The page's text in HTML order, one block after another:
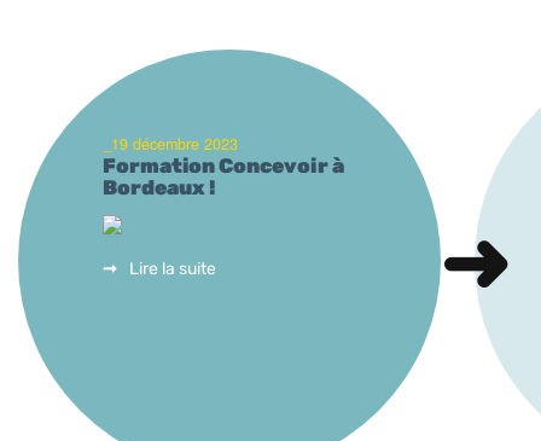
_19 décembre 2023
Formation Concevoir à
Bordeaux !
Lire la suite